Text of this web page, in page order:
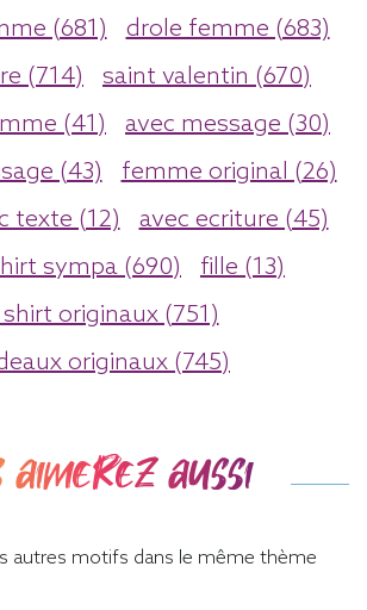
(681)
drole femme (683)
(714)
saint valentin (670)
(41)
avec message (30)
(43)
femme original (26)
texte (12)
avec ecriture (45)
sympa (690)
fille (13)
originaux (751)
originaux (745)
aimerez aussi
autres motifs dans le même thème